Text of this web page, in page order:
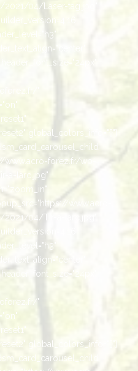
04/Laser-tag.jpg"
"
global_colors_info="{}"]
www.acro-forez.fr/wp-
a-larc.jpg"
www.acro-
04/Tir-a-larc.jpg"
"
global_colors_info="{}"]